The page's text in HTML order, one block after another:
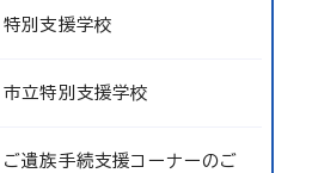
特別支援学校
市立特別支援学校
ご遺族手続支援コーナーのご